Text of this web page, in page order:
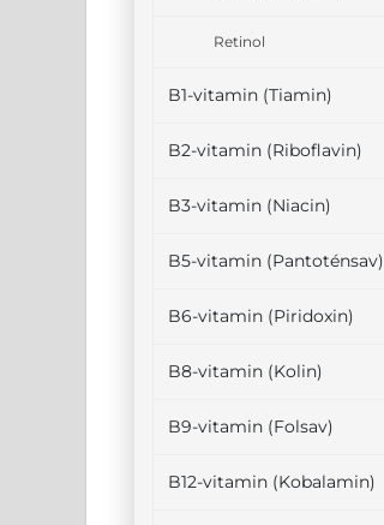
Retinol
B1-vitamin (Tiamin)
B2-vitamin (Riboflavin)
B3-vitamin (Niacin)
B5-vitamin (Pantoténsav)
B6-vitamin (Piridoxin)
B8-vitamin (Kolin)
B9-vitamin (Folsav)
B12-vitamin (Kobalamin)